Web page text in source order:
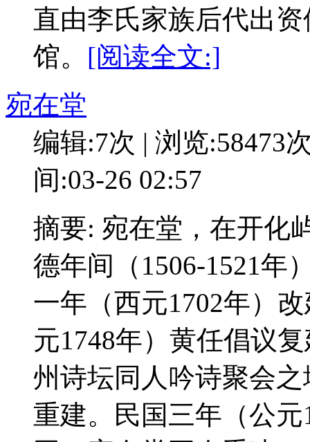
直由李氏家族后代出
馆。 [阅读全文:]
宛在堂
编辑:7次 | 浏览:58473
间:03-26 02:57
摘要: 宛在堂，在开化
德年间（1506-1521年
一年（西元1702年）
元1748年）黄任倡议
州诗坛同人吟诗聚会
重建。民国三年（公